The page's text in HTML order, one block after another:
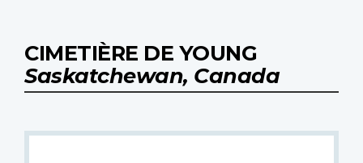
CIMETIÈRE DE YOUNG
Saskatchewan, Canada